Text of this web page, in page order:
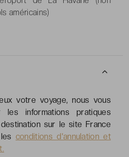
américains)
votre voyage, nous vous
les informations pratiques
sur le site France
conditions d'annulation et